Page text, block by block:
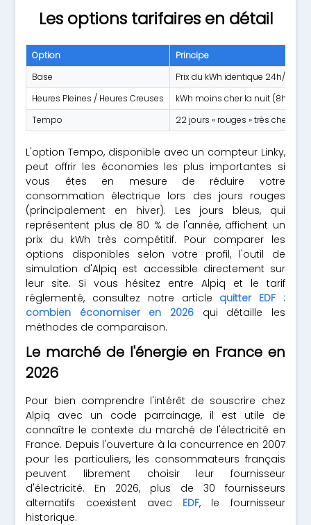
Les options tarifaires en détail
Option
Principe
Base
Prix du kWh identique 24h/24
Heures Pleines / Heures Creuses
kWh moins cher la nuit (8h
Tempo
22 jours « rouges » très chers,
L'option Tempo, disponible avec un compteur Linky,
peut offrir les économies les plus importantes si
vous êtes en mesure de réduire votre
consommation électrique lors des jours rouges
(principalement en hiver). Les jours bleus, qui
représentent plus de 80 % de l'année, affichent un
prix du kWh très compétitif. Pour comparer les
options disponibles selon votre profil, l'outil de
simulation d'Alpiq est accessible directement sur
leur site. Si vous hésitez entre Alpiq et le tarif
réglementé, consultez notre article quitter EDF :
combien économiser en 2026 qui détaille les
méthodes de comparaison.
Le marché de l'énergie en France en
2026
Pour bien comprendre l'intérêt de souscrire chez
Alpiq avec un code parrainage, il est utile de
connaître le contexte du marché de l'électricité en
France. Depuis l'ouverture à la concurrence en 2007
pour les particuliers, les consommateurs français
peuvent librement choisir leur fournisseur
d'électricité. En 2026, plus de 30 fournisseurs
alternatifs coexistent avec EDF, le fournisseur
historique.